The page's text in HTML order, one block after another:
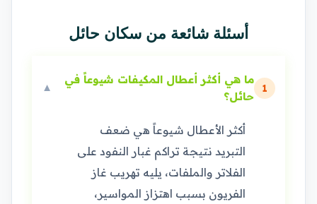
أسئلة شائعة من سكان حائل
1
ما هي أكثر أعطال المكيفات شيوعاً في
حائل؟
▼
أكثر الأعطال شيوعاً هي ضعف
التبريد نتيجة تراكم غبار النفود على
الفلاتر والملفات، يليه تهريب غاز
الفريون بسبب اهتزاز المواسير،